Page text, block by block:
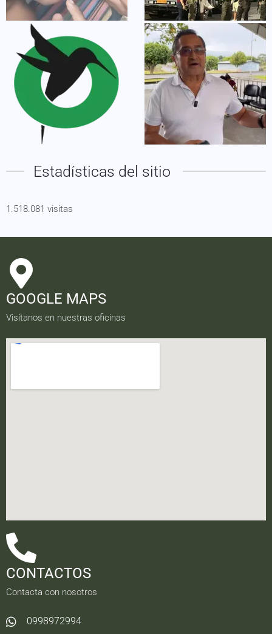
Estadísticas del sitio
1.518.081 visitas
GOOGLE MAPS
Visítanos en nuestras oficinas
CONTACTOS
Contacta con nosotros
0998972994